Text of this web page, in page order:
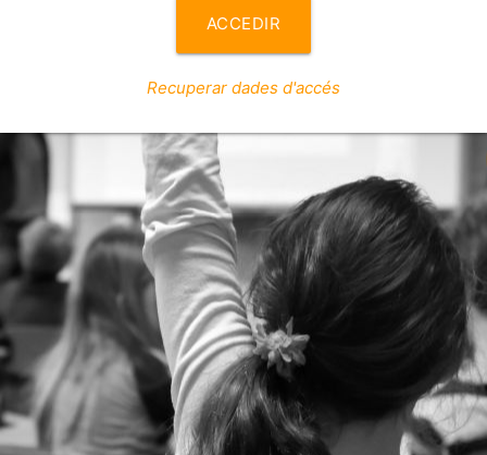
ACCEDIR
Recuperar dades d'accés